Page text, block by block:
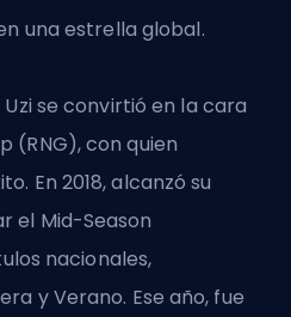
una estrella global.
Uzi se convirtió en la cara
(RNG), con quien
En 2018, alcanzó su
el Mid-Season
nacionales,
y Verano. Ese año, fue